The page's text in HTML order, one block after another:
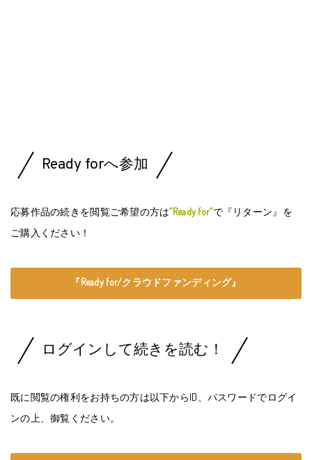
Ready forへ参加
応募作品の続きを閲覧ご希望の方は“Ready for”で『リターン』を
ご購入ください！
『Ready for/クラウドファンディング』
ログインして続きを読む！
既に閲覧の権利をお持ちの方は以下からID、パスワードでログイ
ンの上、御覧ください。